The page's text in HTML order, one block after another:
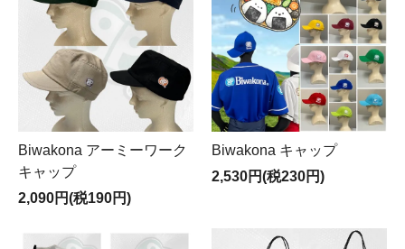
Biwakona アーミーワーク
キャップ
2,090円(税190円)
Biwakona キャップ
2,530円(税230円)